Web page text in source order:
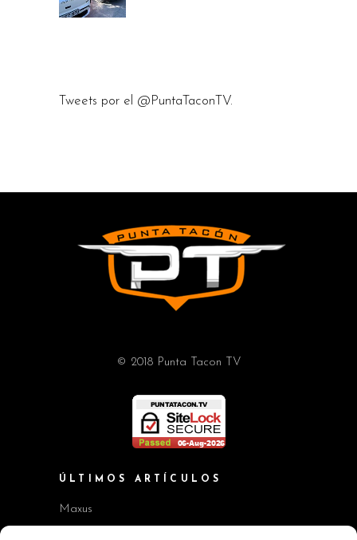
Tweets por el @PuntaTaconTV.
© 2018 Punta Tacon TV
ÚLTIMOS ARTÍCULOS
Maxus